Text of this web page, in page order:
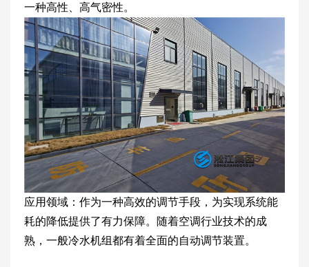
一种高性、高气密性。
应用领域：作为一种高效的调节手段，为实现系统能
耗的降低提供了有力保障。随着空调行业技术的成
熟，一般冷水机组都有着全面的自动调节装置。